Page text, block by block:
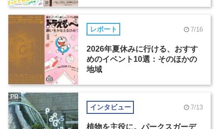
レポート 7/16
2026年夏休みに行ける、おすす
めのイベント10選：そのほかの
地域
インタビュー 7/13
植物を主役に。パークスガーデ
PR